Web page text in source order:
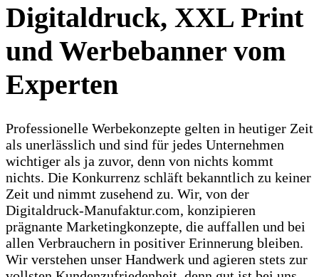
Digitaldruck, XXL Print
und Werbebanner vom
Experten
Professionelle Werbekonzepte gelten in heutiger Zeit
als unerlässlich und sind für jedes Unternehmen
wichtiger als ja zuvor, denn von nichts kommt
nichts. Die Konkurrenz schläft bekanntlich zu keiner
Zeit und nimmt zusehend zu. Wir, von der
Digitaldruck-Manufaktur.com, konzipieren
prägnante Marketingkonzepte, die auffallen und bei
allen Verbrauchern in positiver Erinnerung bleiben.
Wir verstehen unser Handwerk und agieren stets zur